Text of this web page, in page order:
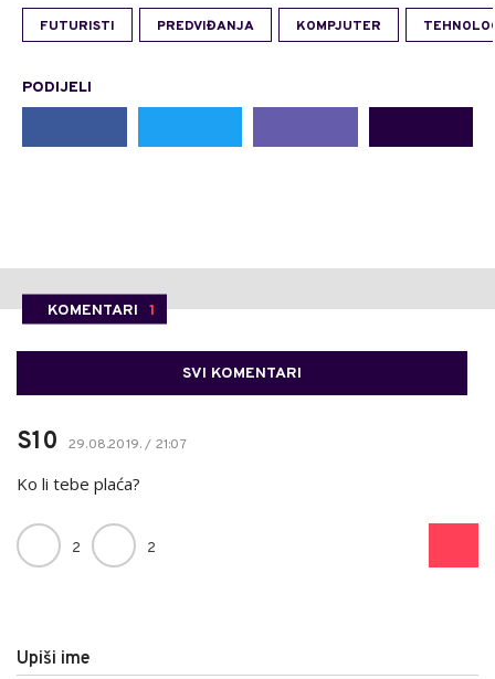
FUTURISTI PREDVIĐANJA KOMPJUTER
PODIJELI
KOMENTARI 1
SVI KOMENTARI
S10 29.08.2019. / 21:07
Ko li tebe plaća?
2 2
Upiši ime